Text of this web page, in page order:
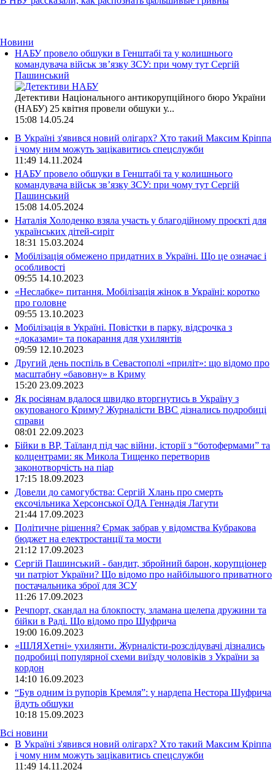
Новини
НАБУ провело обшуки в Генштабі та у колишнього
командувача військ зв’язку ЗСУ: при чому тут Сергій
Пашинський
Детективи Національного антикорупційного бюро України
(НАБУ) 25 квітня провели обшуки у...
15:08 14.05.24
В Україні з'явився новий олігарх? Хто такий Максим Кріппа
і чому ним можуть зацікавитись спецслужби
11:49 14.11.2024
НАБУ провело обшуки в Генштабі та у колишнього
командувача військ зв’язку ЗСУ: при чому тут Сергій
Пашинський
15:08 14.05.2024
Наталія Холоденко взяла участь у благодійному проєкті для
українських дітей-сиріт
18:31 15.03.2024
Мобілізація обмежено придатних в Україні. Що це означає і
особливості
09:55 14.10.2023
«Неслабке» питання. Мобілізація жінок в Україні: коротко
про головне
09:55 13.10.2023
Мобілізація в Україні. Повістки в парку, відсрочка з
«доказами» та покарання для ухилянтів
09:59 12.10.2023
Другий день поспіль в Севастополі «приліт»: що відомо про
масштабну «бавовну» в Криму
15:20 23.09.2023
Як росіянам вдалося швидко вторгнутись в Україну з
окупованого Криму? Журналісти ВВС дізнались подробиці
справи
08:01 22.09.2023
Бійки в ВР, Таїланд під час війни, історії з “ботофермами” та
колцентрами: як Микола Тищенко перетворив
законотворчість на піар
17:15 18.09.2023
Довели до самогубства: Сергій Хлань про смерть
ексочільника Херсонської ОДА Геннадія Лагути
21:44 17.09.2023
Політичне рішення? Єрмак забрав у відомства Кубракова
бюджет на електростанції та мости
21:12 17.09.2023
Сергій Пашинський - бандит, збройний барон, корупціонер
чи патріот України? Що відомо про найбільшого приватного
постачальника зброї для ЗСУ
11:26 17.09.2023
Речпорт, скандал на блокпосту, зламана щелепа дружини та
бійки в Раді. Що відомо про Шуфрича
19:00 16.09.2023
«ШЛЯХетні» ухилянти. Журналісти-розслідувачі дізнались
подробиці популярної схеми виїзду чоловіків з України за
кордон
14:10 16.09.2023
“Був одним із рупорів Кремля”: у нардепа Нестора Шуфрича
йдуть обшуки
10:18 15.09.2023
Всі новини
В Україні з'явився новий олігарх? Хто такий Максим Кріппа
і чому ним можуть зацікавитись спецслужби
11:49 14.11.2024